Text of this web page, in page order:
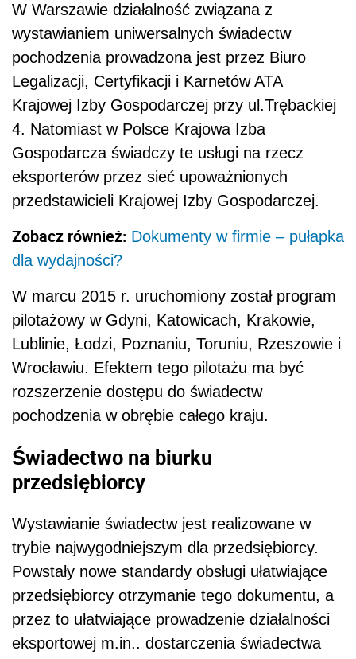
W Warszawie działalność związana z
wystawianiem uniwersalnych świadectw
pochodzenia prowadzona jest przez Biuro
Legalizacji, Certyfikacji i Karnetów ATA
Krajowej Izby Gospodarczej przy ul.Trębackiej
4. Natomiast w Polsce Krajowa Izba
Gospodarcza świadczy te usługi na rzecz
eksporterów przez sieć upoważnionych
przedstawicieli Krajowej Izby Gospodarczej.
Zobacz również: Dokumenty w firmie – pułapka
dla wydajności?
W marcu 2015 r. uruchomiony został program
pilotażowy w Gdyni, Katowicach, Krakowie,
Lublinie, Łodzi, Poznaniu, Toruniu, Rzeszowie i
Wrocławiu. Efektem tego pilotażu ma być
rozszerzenie dostępu do świadectw
pochodzenia w obrębie całego kraju.
Świadectwo na biurku
przedsiębiorcy
Wystawianie świadectw jest realizowane w
trybie najwygodniejszym dla przedsiębiorcy.
Powstały nowe standardy obsługi ułatwiające
przedsiębiorcy otrzymanie tego dokumentu, a
przez to ułatwiające prowadzenie działalności
eksportowej m.in.. dostarczenia świadectwa